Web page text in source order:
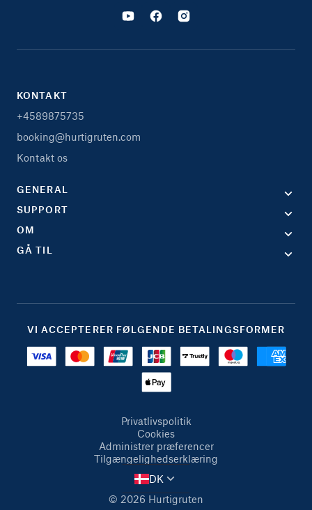
KONTAKT
+4589875735
booking@hurtigruten.com
Kontakt os
GENERAL
SUPPORT
OM
GÅ TIL
VI ACCEPTERER FØLGENDE BETALINGSFORMER
Privatlivspolitik
Cookies
Administrer præferencer
Tilgængelighedserklæring
© 2026 Hurtigruten
DK